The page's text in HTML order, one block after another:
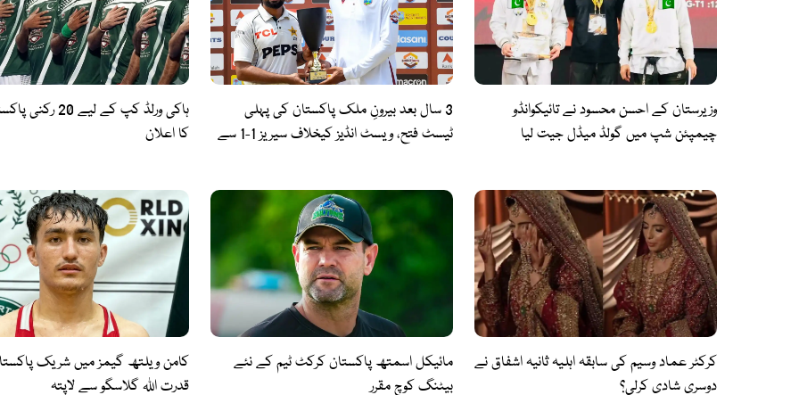
وزیرستان کے احسن محسود نے تائیکوانڈو
چیمپئن شپ میں گولڈ میڈل جیت لیا
3 سال بعد بیرونِ ملک پاکستان کی پہلی
ٹیسٹ فتح، ویسٹ انڈیز کیخلاف سیریز 1-1 سے
ہاکی ورلڈ کپ کے لیے
کا اعلان
کرکٹر عماد وسیم کی سابقہ اہلیہ ثانیہ اشفاق نے
دوسری شادی کرلی؟
مائیکل اسمتھ پاکستان کرکٹ ٹیم کے نئے
بیٹنگ کوچ مقرر
کامن ویلتھ گیمز میں شریک
قدرت اللہ گلاسگو سے لاپتہ